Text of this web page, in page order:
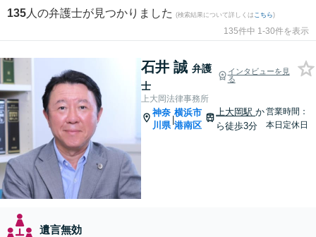
135 人の弁護士が見つかりました (検索結果について詳しくは こちら)
135件中 1-30件を表示
石井 誠 弁護
士
インタビューを見
る
上大岡法律事務所
神奈
川県
|
横浜市
港南区
上大岡駅か
ら徒歩3分
営業時間：
本日定休日
遺言無効